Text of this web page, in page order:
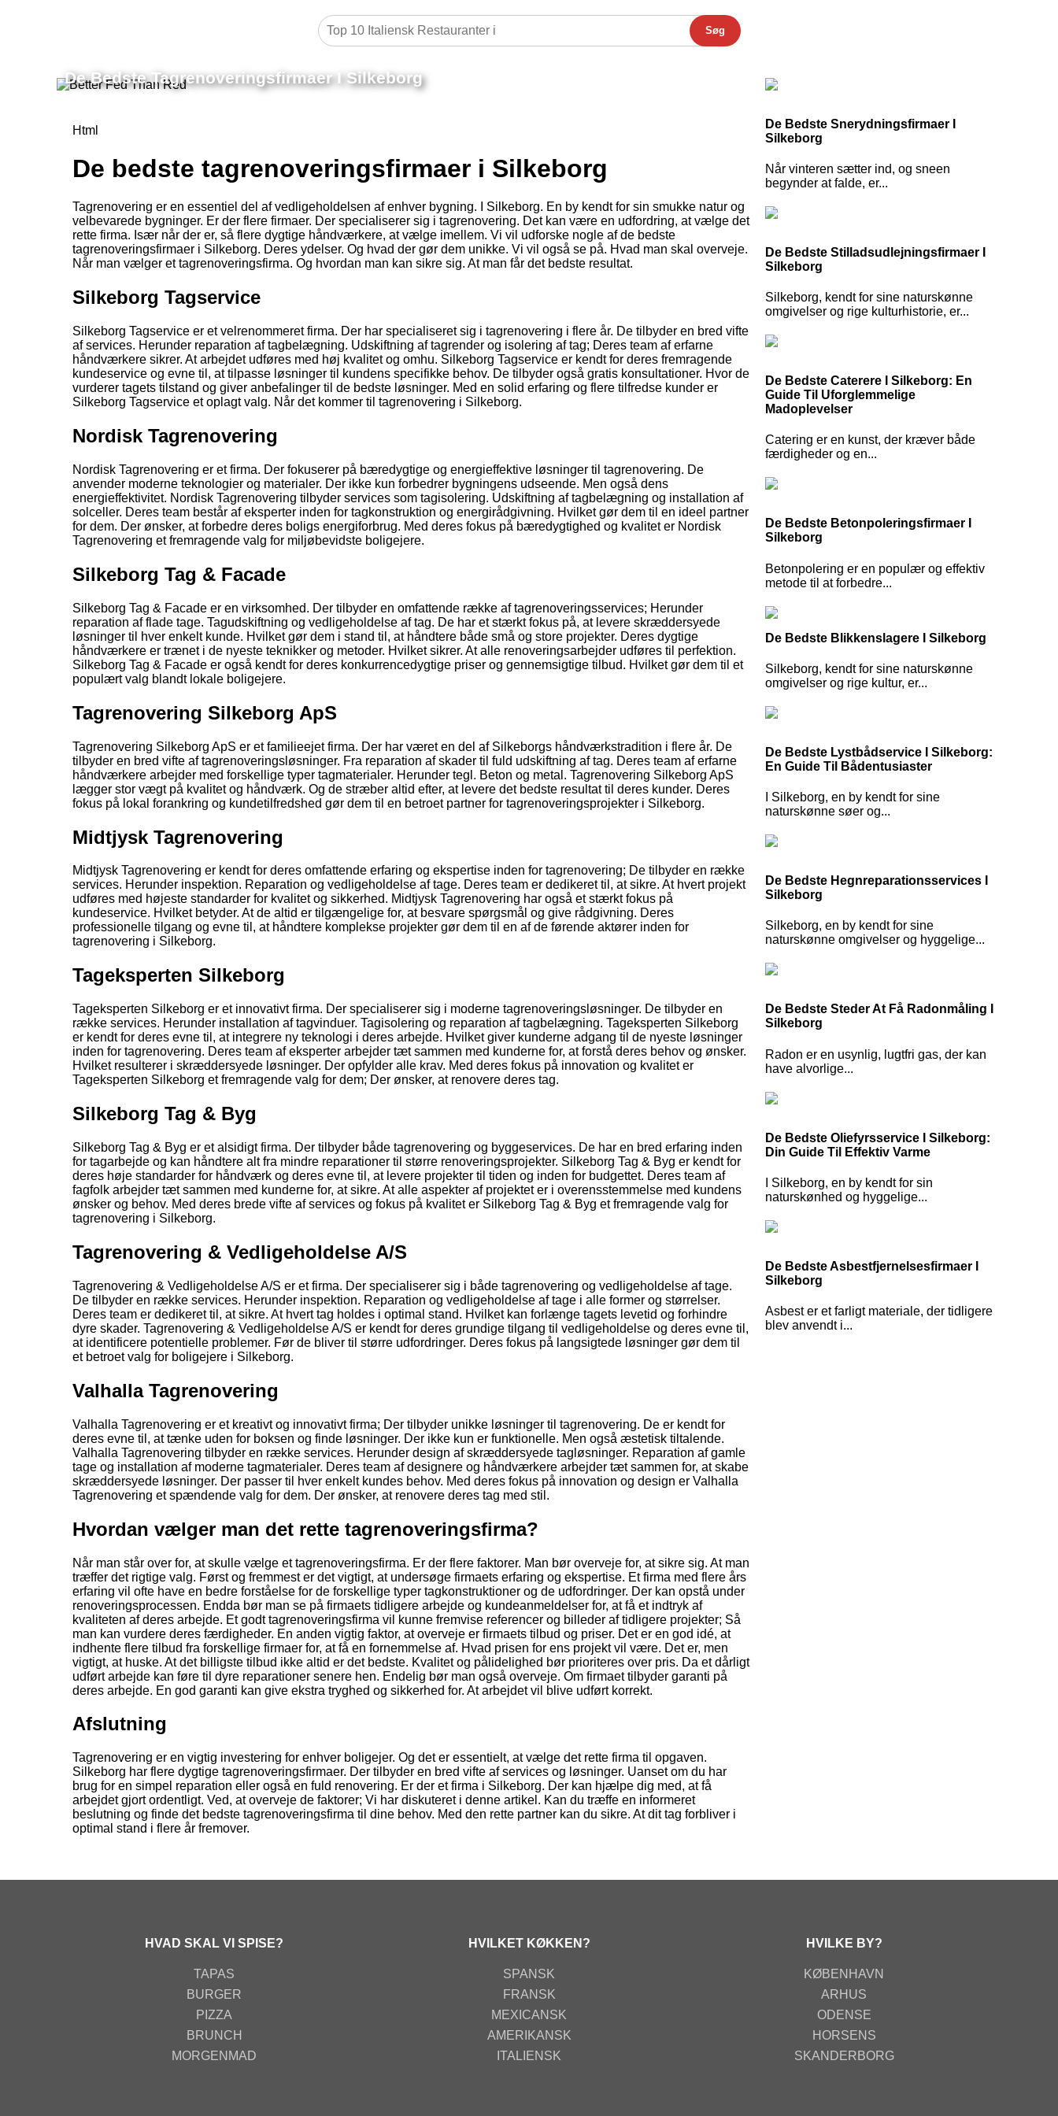
Søg
De Bedste Tagrenoveringsfirmaer I Silkeborg
Html
De bedste tagrenoveringsfirmaer i Silkeborg
Tagrenovering er en essentiel del af vedligeholdelsen af enhver bygning. I Silkeborg. En by kendt for sin smukke natur og
velbevarede bygninger. Er der flere firmaer. Der specialiserer sig i tagrenovering. Det kan være en udfordring, at vælge det
rette firma. Især når der er, så flere dygtige håndværkere, at vælge imellem. Vi vil udforske nogle af de bedste
tagrenoveringsfirmaer i Silkeborg. Deres ydelser. Og hvad der gør dem unikke. Vi vil også se på. Hvad man skal overveje.
Når man vælger et tagrenoveringsfirma. Og hvordan man kan sikre sig. At man får det bedste resultat.
Silkeborg Tagservice
Silkeborg Tagservice er et velrenommeret firma. Der har specialiseret sig i tagrenovering i flere år. De tilbyder en bred vifte
af services. Herunder reparation af tagbelægning. Udskiftning af tagrender og isolering af tag; Deres team af erfarne
håndværkere sikrer. At arbejdet udføres med høj kvalitet og omhu. Silkeborg Tagservice er kendt for deres fremragende
kundeservice og evne til, at tilpasse løsninger til kundens specifikke behov. De tilbyder også gratis konsultationer. Hvor de
vurderer tagets tilstand og giver anbefalinger til de bedste løsninger. Med en solid erfaring og flere tilfredse kunder er
Silkeborg Tagservice et oplagt valg. Når det kommer til tagrenovering i Silkeborg.
Nordisk Tagrenovering
Nordisk Tagrenovering er et firma. Der fokuserer på bæredygtige og energieffektive løsninger til tagrenovering. De
anvender moderne teknologier og materialer. Der ikke kun forbedrer bygningens udseende. Men også dens
energieffektivitet. Nordisk Tagrenovering tilbyder services som tagisolering. Udskiftning af tagbelægning og installation af
solceller. Deres team består af eksperter inden for tagkonstruktion og energirådgivning. Hvilket gør dem til en ideel partner
for dem. Der ønsker, at forbedre deres boligs energiforbrug. Med deres fokus på bæredygtighed og kvalitet er Nordisk
Tagrenovering et fremragende valg for miljøbevidste boligejere.
Silkeborg Tag & Facade
Silkeborg Tag & Facade er en virksomhed. Der tilbyder en omfattende række af tagrenoveringsservices; Herunder
reparation af flade tage. Tagudskiftning og vedligeholdelse af tag. De har et stærkt fokus på, at levere skræddersyede
løsninger til hver enkelt kunde. Hvilket gør dem i stand til, at håndtere både små og store projekter. Deres dygtige
håndværkere er trænet i de nyeste teknikker og metoder. Hvilket sikrer. At alle renoveringsarbejder udføres til perfektion.
Silkeborg Tag & Facade er også kendt for deres konkurrencedygtige priser og gennemsigtige tilbud. Hvilket gør dem til et
populært valg blandt lokale boligejere.
Tagrenovering Silkeborg ApS
Tagrenovering Silkeborg ApS er et familieejet firma. Der har været en del af Silkeborgs håndværkstradition i flere år. De
tilbyder en bred vifte af tagrenoveringsløsninger. Fra reparation af skader til fuld udskiftning af tag. Deres team af erfarne
håndværkere arbejder med forskellige typer tagmaterialer. Herunder tegl. Beton og metal. Tagrenovering Silkeborg ApS
lægger stor vægt på kvalitet og håndværk. Og de stræber altid efter, at levere det bedste resultat til deres kunder. Deres
fokus på lokal forankring og kundetilfredshed gør dem til en betroet partner for tagrenoveringsprojekter i Silkeborg.
Midtjysk Tagrenovering
Midtjysk Tagrenovering er kendt for deres omfattende erfaring og ekspertise inden for tagrenovering; De tilbyder en række
services. Herunder inspektion. Reparation og vedligeholdelse af tage. Deres team er dedikeret til, at sikre. At hvert projekt
udføres med højeste standarder for kvalitet og sikkerhed. Midtjysk Tagrenovering har også et stærkt fokus på
kundeservice. Hvilket betyder. At de altid er tilgængelige for, at besvare spørgsmål og give rådgivning. Deres
professionelle tilgang og evne til, at håndtere komplekse projekter gør dem til en af de førende aktører inden for
tagrenovering i Silkeborg.
Tageksperten Silkeborg
Tageksperten Silkeborg er et innovativt firma. Der specialiserer sig i moderne tagrenoveringsløsninger. De tilbyder en
række services. Herunder installation af tagvinduer. Tagisolering og reparation af tagbelægning. Tageksperten Silkeborg
er kendt for deres evne til, at integrere ny teknologi i deres arbejde. Hvilket giver kunderne adgang til de nyeste løsninger
inden for tagrenovering. Deres team af eksperter arbejder tæt sammen med kunderne for, at forstå deres behov og ønsker.
Hvilket resulterer i skræddersyede løsninger. Der opfylder alle krav. Med deres fokus på innovation og kvalitet er
Tageksperten Silkeborg et fremragende valg for dem; Der ønsker, at renovere deres tag.
Silkeborg Tag & Byg
Silkeborg Tag & Byg er et alsidigt firma. Der tilbyder både tagrenovering og byggeservices. De har en bred erfaring inden
for tagarbejde og kan håndtere alt fra mindre reparationer til større renoveringsprojekter. Silkeborg Tag & Byg er kendt for
deres høje standarder for håndværk og deres evne til, at levere projekter til tiden og inden for budgettet. Deres team af
fagfolk arbejder tæt sammen med kunderne for, at sikre. At alle aspekter af projektet er i overensstemmelse med kundens
ønsker og behov. Med deres brede vifte af services og fokus på kvalitet er Silkeborg Tag & Byg et fremragende valg for
tagrenovering i Silkeborg.
Tagrenovering & Vedligeholdelse A/S
Tagrenovering & Vedligeholdelse A/S er et firma. Der specialiserer sig i både tagrenovering og vedligeholdelse af tage.
De tilbyder en række services. Herunder inspektion. Reparation og vedligeholdelse af tage i alle former og størrelser.
Deres team er dedikeret til, at sikre. At hvert tag holdes i optimal stand. Hvilket kan forlænge tagets levetid og forhindre
dyre skader. Tagrenovering & Vedligeholdelse A/S er kendt for deres grundige tilgang til vedligeholdelse og deres evne til,
at identificere potentielle problemer. Før de bliver til større udfordringer. Deres fokus på langsigtede løsninger gør dem til
et betroet valg for boligejere i Silkeborg.
Valhalla Tagrenovering
Valhalla Tagrenovering er et kreativt og innovativt firma; Der tilbyder unikke løsninger til tagrenovering. De er kendt for
deres evne til, at tænke uden for boksen og finde løsninger. Der ikke kun er funktionelle. Men også æstetisk tiltalende.
Valhalla Tagrenovering tilbyder en række services. Herunder design af skræddersyede tagløsninger. Reparation af gamle
tage og installation af moderne tagmaterialer. Deres team af designere og håndværkere arbejder tæt sammen for, at skabe
skræddersyede løsninger. Der passer til hver enkelt kundes behov. Med deres fokus på innovation og design er Valhalla
Tagrenovering et spændende valg for dem. Der ønsker, at renovere deres tag med stil.
Hvordan vælger man det rette tagrenoveringsfirma?
Når man står over for, at skulle vælge et tagrenoveringsfirma. Er der flere faktorer. Man bør overveje for, at sikre sig. At man
træffer det rigtige valg. Først og fremmest er det vigtigt, at undersøge firmaets erfaring og ekspertise. Et firma med flere års
erfaring vil ofte have en bedre forståelse for de forskellige typer tagkonstruktioner og de udfordringer. Der kan opstå under
renoveringsprocessen. Endda bør man se på firmaets tidligere arbejde og kundeanmeldelser for, at få et indtryk af
kvaliteten af deres arbejde. Et godt tagrenoveringsfirma vil kunne fremvise referencer og billeder af tidligere projekter; Så
man kan vurdere deres færdigheder. En anden vigtig faktor, at overveje er firmaets tilbud og priser. Det er en god idé, at
indhente flere tilbud fra forskellige firmaer for, at få en fornemmelse af. Hvad prisen for ens projekt vil være. Det er, men
vigtigt, at huske. At det billigste tilbud ikke altid er det bedste. Kvalitet og pålidelighed bør prioriteres over pris. Da et dårligt
udført arbejde kan føre til dyre reparationer senere hen. Endelig bør man også overveje. Om firmaet tilbyder garanti på
deres arbejde. En god garanti kan give ekstra tryghed og sikkerhed for. At arbejdet vil blive udført korrekt.
Afslutning
Tagrenovering er en vigtig investering for enhver boligejer. Og det er essentielt, at vælge det rette firma til opgaven.
Silkeborg har flere dygtige tagrenoveringsfirmaer. Der tilbyder en bred vifte af services og løsninger. Uanset om du har
brug for en simpel reparation eller også en fuld renovering. Er der et firma i Silkeborg. Der kan hjælpe dig med, at få
arbejdet gjort ordentligt. Ved, at overveje de faktorer; Vi har diskuteret i denne artikel. Kan du træffe en informeret
beslutning og finde det bedste tagrenoveringsfirma til dine behov. Med den rette partner kan du sikre. At dit tag forbliver i
optimal stand i flere år fremover.
De Bedste Snerydningsfirmaer I
Silkeborg
Når vinteren sætter ind, og sneen
begynder at falde, er...
De Bedste Stilladsudlejningsfirmaer I
Silkeborg
Silkeborg, kendt for sine naturskønne
omgivelser og rige kulturhistorie, er...
De Bedste Caterere I Silkeborg: En
Guide Til Uforglemmelige
Madoplevelser
Catering er en kunst, der kræver både
færdigheder og en...
De Bedste Betonpoleringsfirmaer I
Silkeborg
Betonpolering er en populær og effektiv
metode til at forbedre...
De Bedste Blikkenslagere I Silkeborg
Silkeborg, kendt for sine naturskønne
omgivelser og rige kultur, er...
De Bedste Lystbådservice I Silkeborg:
En Guide Til Bådentusiaster
I Silkeborg, en by kendt for sine
naturskønne søer og...
De Bedste Hegnreparationsservices I
Silkeborg
Silkeborg, en by kendt for sine
naturskønne omgivelser og hyggelige...
De Bedste Steder At Få Radonmåling I
Silkeborg
Radon er en usynlig, lugtfri gas, der kan
have alvorlige...
De Bedste Oliefyrsservice I Silkeborg:
Din Guide Til Effektiv Varme
I Silkeborg, en by kendt for sin
naturskønhed og hyggelige...
De Bedste Asbestfjernelsesfirmaer I
Silkeborg
Asbest er et farligt materiale, der tidligere
blev anvendt i...
HVAD SKAL VI SPISE?
TAPAS
BURGER
PIZZA
BRUNCH
MORGENMAD
HVILKET KØKKEN?
SPANSK
FRANSK
MEXICANSK
AMERIKANSK
ITALIENSK
HVILKE BY?
KØBENHAVN
ARHUS
ODENSE
HORSENS
SKANDERBORG